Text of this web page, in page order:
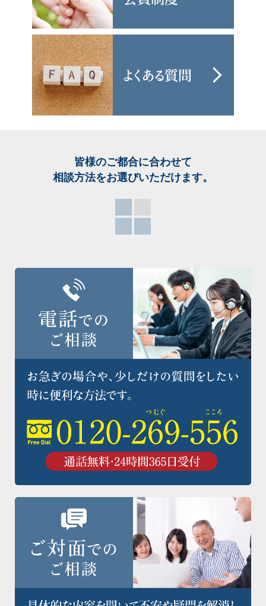
皆様のご都合に合わせて
相談方法をお選びいただけます。